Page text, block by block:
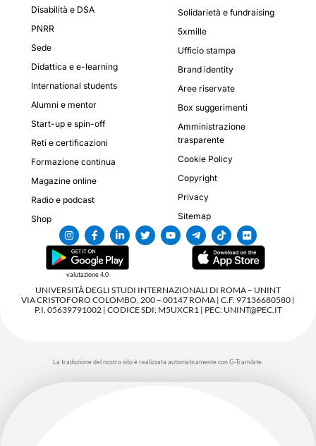
Disabilità e DSA
PNRR
Sede
Didattica e e-learning
International students
Alumni e mentor
Start-up e spin-off
Reti e certificazioni
Formazione continua
Magazine online
Radio e podcast
Shop
Solidarietà e fundraising
5xmille
Ufficio stampa
Brand identity
Aree riservate
Box suggerimenti
Amministrazione
trasparente
Cookie Policy
Copyright
Privacy
Sitemap
valutazione 4,0
UNIVERSITÀ DEGLI STUDI INTERNAZIONALI DI ROMA – UNINT
VIA CRISTOFORO COLOMBO, 200 – 00147 ROMA | C.F. 97136680580 |
P.I. 05639791002 | CODICE SDI: M5UXCR1 | PEC: UNINT@PEC.IT
La traduzione del nostro sito è realizzata automaticamente con G-Translate.